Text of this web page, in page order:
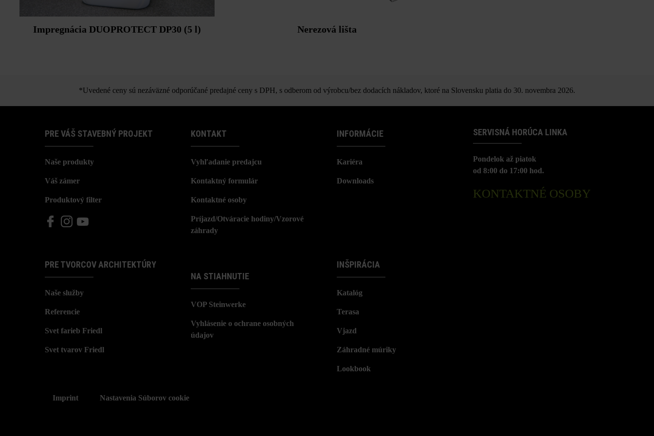
Impregnácia DUOPROTECT DP30 (5 l) Nerezová lišta
*Uvedené ceny sú nezáväzné odporúčané predajné ceny s DPH, s odberom od výrobcu/bez dodacích nákladov, ktoré na Slovensku platia do 30. novembra 2026.
PRE VÁŠ STAVEBNÝ PROJEKT
Naše produkty
Váš zámer
Produktový filter
PRE TVORCOV ARCHITEKTÚRY
Naše služby
Referencie
Svet farieb Friedl
Svet tvarov Friedl
KONTAKT
Vyhľadanie predajcu
Kontaktný formulár
Kontaktné osoby
Príjazd/Otváracie hodiny/Vzorové
záhrady
NA STIAHNUTIE
VOP Steinwerke
Vyhlásenie o ochrane osobných
údajov
INFORMÁCIE
Kariéra
Downloads
INŠPIRÁCIA
Katalóg
Terasa
Vjazd
Záhradné múriky
Lookbook
SERVISNÁ HORÚCA LINKA
Pondelok až piatok
od 8:00 do 17:00 hod.
KONTAKTNÉ OSOBY
Imprint Nastavenia Súborov cookie